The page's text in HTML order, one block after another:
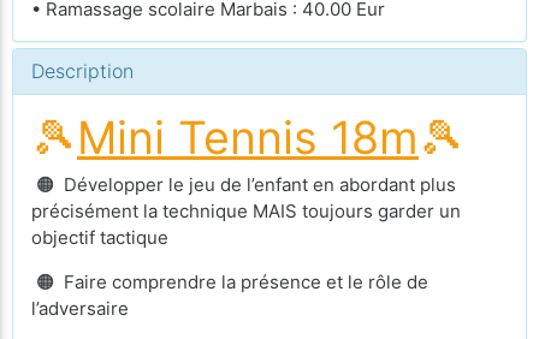
• Ramassage scolaire Marbais : 40.00 Eur
Description
🎾Mini Tennis 18m🎾
🟠 Développer le jeu de l’enfant en abordant plus
précisément la technique MAIS toujours garder un
objectif tactique
🟠 Faire comprendre la présence et le rôle de
l’adversaire